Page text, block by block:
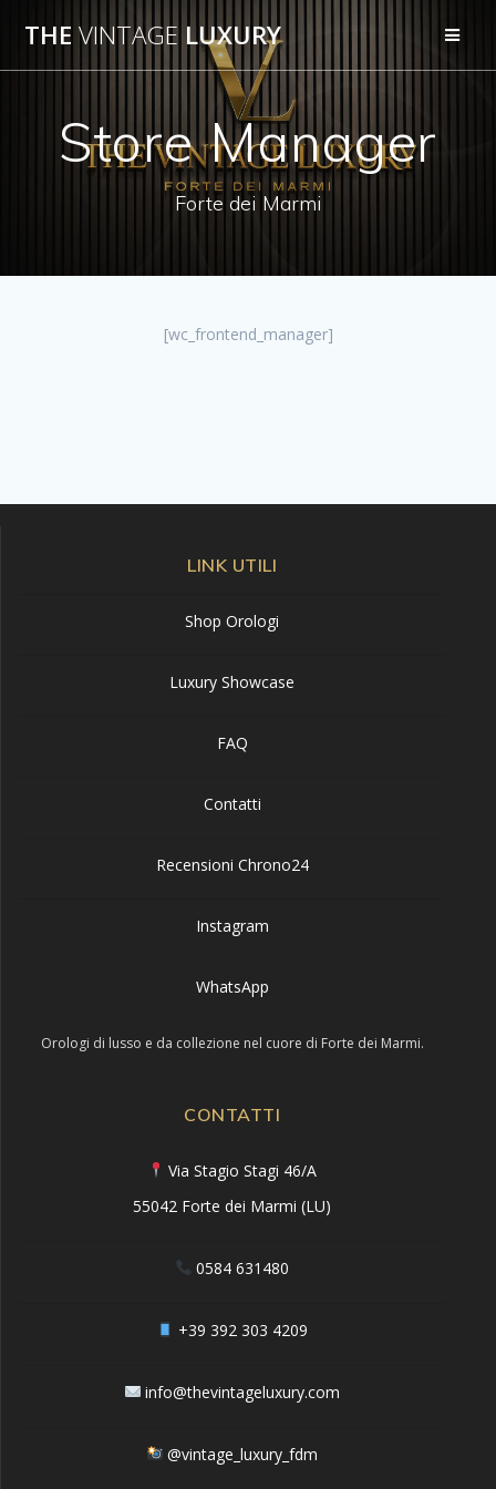
al
contenuto
THE VINTAGE LUXURY
Store Manager
Forte dei Marmi
[wc_frontend_manager]
LINK UTILI
Shop Orologi
Luxury Showcase
FAQ
Contatti
Recensioni Chrono24
Instagram
WhatsApp
Orologi di lusso e da collezione nel cuore di Forte dei Marmi.
CONTATTI
Via Stagio Stagi 46/A
55042 Forte dei Marmi (LU)
0584 631480
+39 392 303 4209
info@thevintageluxury.com
@vintage_luxury_fdm